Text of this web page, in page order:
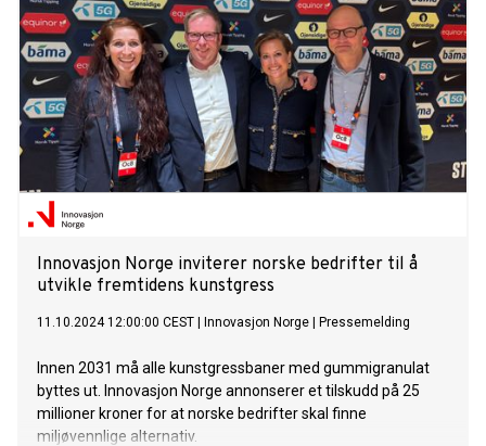
Innovasjon Norge inviterer norske bedrifter til å
utvikle fremtidens kunstgress
11.10.2024 12:00:00 CEST Innovasjon Norge Pressemelding
Innen 2031 må alle kunstgressbaner med gummigranulat
byttes ut. Innovasjon Norge annonserer et tilskudd på 25
millioner kroner for at norske bedrifter skal finne
miljøvennlige alternativ.